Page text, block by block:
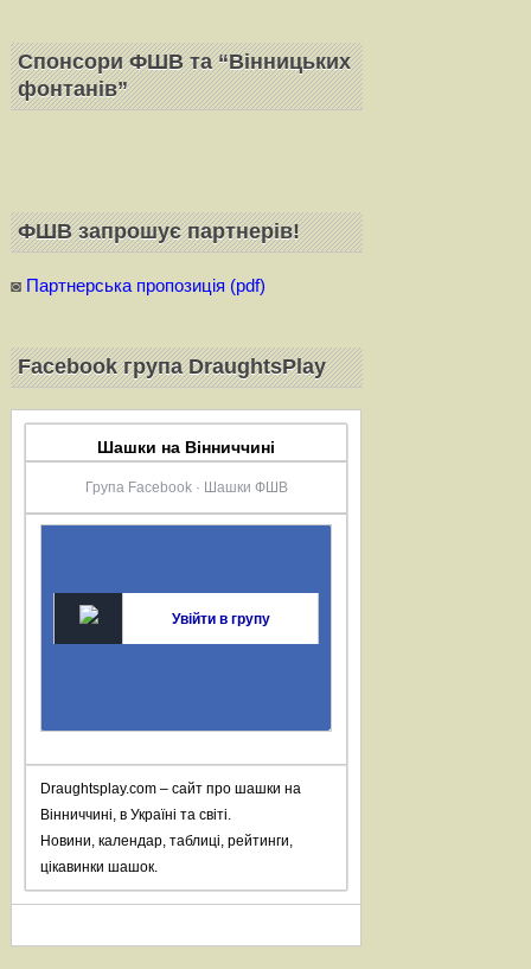
Спонсори ФШВ та “Вінницьких
фонтанів”
ФШВ запрошує партнерiв!
◙ Партнерська пропозиція (pdf)
Facebook група DraughtsPlay
Шашки на Вінниччині
Група Facebook · Шашки ФШВ
Увійти в групу
Draughtsplay.com – сайт про шашки на
Вінниччині, в Україні та світі.
Новини, календар, таблиці, рейтинги,
цікавинки шашок.